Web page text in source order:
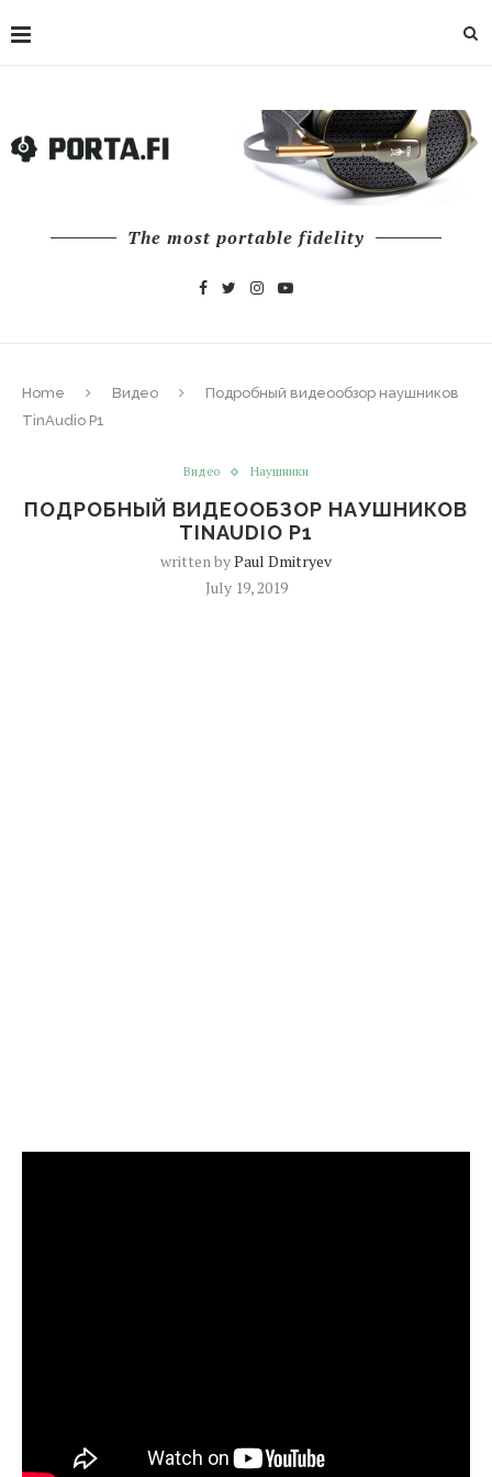
The most portable fidelity
Home Видео
Подробный видеообзор наушников
TinAudio P1
Видео Наушники
ПОДРОБНЫЙ ВИДЕООБЗОР НАУШНИКОВ
TINAUDIO P1
written byPaul Dmitryev
July 19, 2019